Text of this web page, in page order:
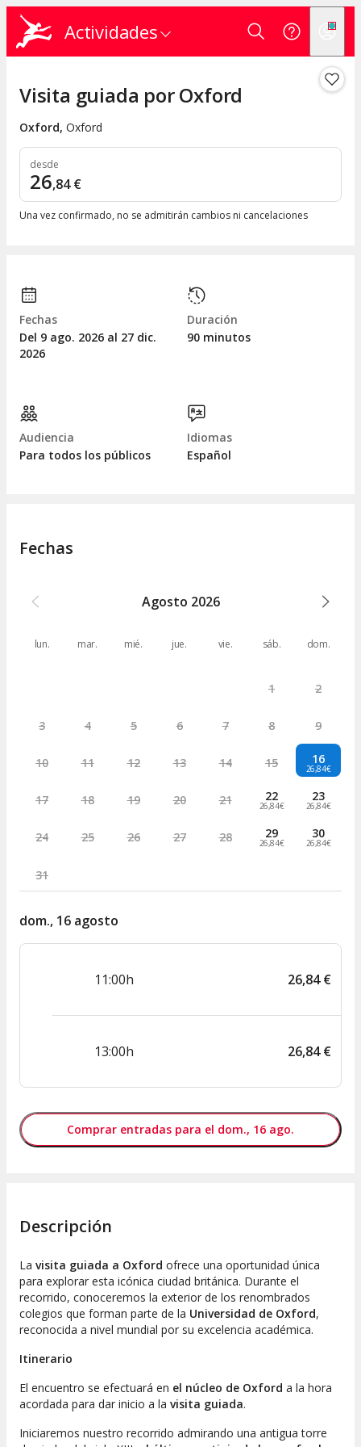
Actividades
Visita guiada por Oxford
Oxford, Oxford
desde
26,84 €
Una vez confirmado, no se admitirán cambios ni cancelaciones
Fechas
Del 9 ago. 2026 al 27 dic.
2026
Duración
90 minutos
Audiencia
Para todos los públicos
Idiomas
Español
Fechas
Agosto 2026
lun. mar. mié. jue. vie. sáb. dom.
1 2
3 4 5 6 7 8 9
10 11 12 13 14 15 16
26,84€
17 18 19 20 21 22
26,84€
23
26,84€
24 25 26 27 28 29
26,84€
30
26,84€
31
dom., 16 agosto
11:00h 26,84 €
13:00h 26,84 €
Comprar entradas para el dom., 16 ago.
Descripción
La visita guiada a Oxford ofrece una oportunidad única
para explorar esta icónica ciudad británica. Durante el
recorrido, conoceremos la exterior de los renombrados
colegios que forman parte de la Universidad de Oxford,
reconocida a nivel mundial por su excelencia académica.
Itinerario
El encuentro se efectuará en el núcleo de Oxford a la hora
acordada para dar inicio a la visita guiada.
Iniciaremos nuestro recorrido admirando una antigua torre